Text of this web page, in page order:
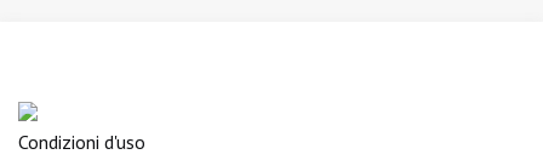
Condizioni d'uso